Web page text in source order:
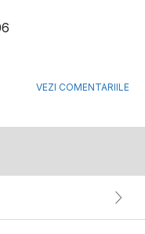
VEZI COMENTARIILE